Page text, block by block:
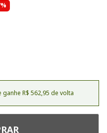
ganhe R$ 562,95 de volta